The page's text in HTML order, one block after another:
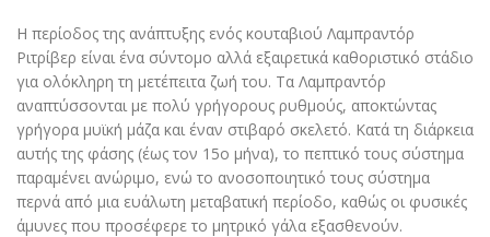
Η περίοδος της ανάπτυξης ενός κουταβιού Λαμπραντόρ
Ριτρίβερ είναι ένα σύντομο αλλά εξαιρετικά καθοριστικό στάδιο
για ολόκληρη τη μετέπειτα ζωή του. Τα Λαμπραντόρ
αναπτύσσονται με πολύ γρήγορους ρυθμούς, αποκτώντας
γρήγορα μυϊκή μάζα και έναν στιβαρό σκελετό. Κατά τη διάρκεια
αυτής της φάσης (έως τον 15ο μήνα), το πεπτικό τους σύστημα
παραμένει ανώριμο, ενώ το ανοσοποιητικό τους σύστημα
περνά από μια ευάλωτη μεταβατική περίοδο, καθώς οι φυσικές
άμυνες που προσέφερε το μητρικό γάλα εξασθενούν.